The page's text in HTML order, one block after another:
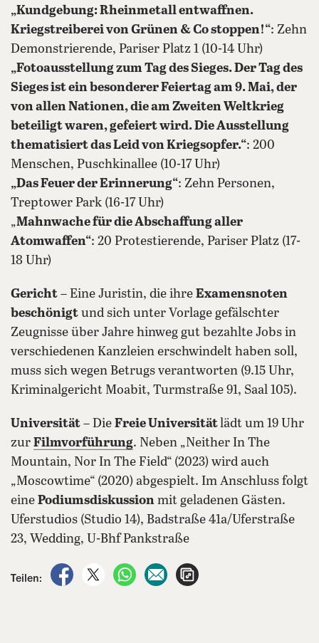
„Kundgebung: Rheinmetall entwaffnen.
Kriegstreiberei von Grünen & Co stoppen!“: Zehn
Demonstrierende, Pariser Platz 1 (10-14 Uhr)
„Fotoausstellung zum Tag des Sieges. Der Tag des
Sieges ist ein besonderer Feiertag am 9. Mai, der
von allen Nationen, die am Zweiten Weltkrieg
beteiligt waren, gefeiert wird. Die Ausstellung
thematisiert das Leid von Kriegsopfer.“: 200
Menschen, Puschkinallee (10-17 Uhr)
„Das Feuer der Erinnerung“: Zehn Personen,
Treptower Park (16-17 Uhr)
„Mahnwache für die Abschaffung aller
Atomwaffen“: 20 Protestierende, Pariser Platz (17-
18 Uhr)
Gericht – Eine Juristin, die ihre Examensnoten
beschönigt und sich unter Vorlage gefälschter
Zeugnisse über Jahre hinweg gut bezahlte Jobs in
verschiedenen Kanzleien erschwindelt haben soll,
muss sich wegen Betrugs verantworten (9.15 Uhr,
Kriminalgericht Moabit, Turmstraße 91, Saal 105).
Universität – Die Freie Universitätlädt um 19 Uhr
zur Filmvorführung. Neben „Neither In The
Mountain, Nor In The Field“ (2023) wird auch
„Moscowtime“ (2020) abgespielt. Im Anschluss folgt
eine Podiumsdiskussion mit geladenen Gästen.
Uferstudios (Studio 14), Badstraße 41a/Uferstraße
23, Wedding, U-Bhf Pankstraße
Teilen:
auf Facebook teilen
auf X teilenper WhatsApp teilen
per E-Mail teilen